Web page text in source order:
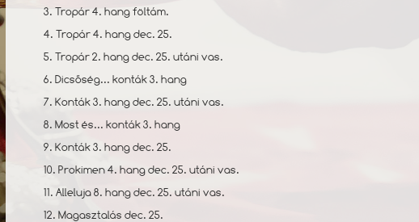
3. Tropár 4. hang föltám.
4. Tropár 4. hang dec. 25.
5. Tropár 2. hang dec. 25. utáni vas.
6. Dicsőség... konták 3. hang
7. Konták 3. hang dec. 25. utáni vas.
8. Most és... konták 3. hang
9. Konták 3. hang dec. 25.
10. Prokimen 4. hang dec. 25. utáni vas.
11. Alleluja 8. hang dec. 25. utáni vas.
12. Magasztalás dec. 25.